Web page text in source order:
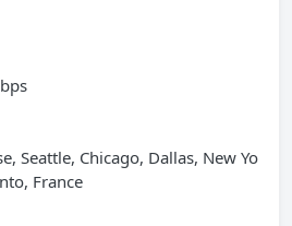
Seattle, Chicago, Dallas, New Yo
France